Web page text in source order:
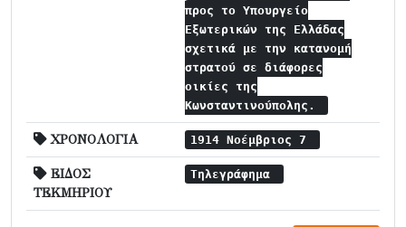
προς το Υπουργείο
Εξωτερικών της Ελλάδας
σχετικά με την κατανομή
στρατού σε διάφορες
οικίες της
Κωνσταντινούπολης.
ΧΡΟΝΟΛΟΓΙΑ 1914 Νοέμβριος 7
ΕΙΔΟΣ
ΤΕΚΜΗΡΙΟΥ
Τηλεγράφημα